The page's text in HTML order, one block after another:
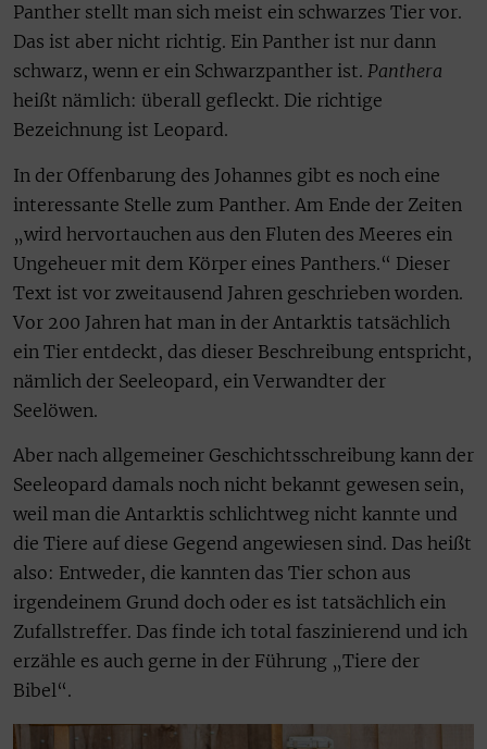
Panther stellt man sich meist ein schwarzes Tier vor.
Das ist aber nicht richtig. Ein Panther ist nur dann
schwarz, wenn er ein Schwarzpanther ist. Panthera
heißt nämlich: überall gefleckt. Die richtige
Bezeichnung ist Leopard.
In der Offenbarung des Johannes gibt es noch eine
interessante Stelle zum Panther. Am Ende der Zeiten
„wird hervortauchen aus den Fluten des Meeres ein
Ungeheuer mit dem Körper eines Panthers.“ Dieser
Text ist vor zweitausend Jahren geschrieben worden.
Vor 200 Jahren hat man in der Antarktis tatsächlich
ein Tier entdeckt, das dieser Beschreibung entspricht,
nämlich der Seeleopard, ein Verwandter der
Seelöwen.
Aber nach allgemeiner Geschichtsschreibung kann der
Seeleopard damals noch nicht bekannt gewesen sein,
weil man die Antarktis schlichtweg nicht kannte und
die Tiere auf diese Gegend angewiesen sind. Das heißt
also: Entweder, die kannten das Tier schon aus
irgendeinem Grund doch oder es ist tatsächlich ein
Zufallstreffer. Das finde ich total faszinierend und ich
erzähle es auch gerne in der Führung „Tiere der
Bibel“.